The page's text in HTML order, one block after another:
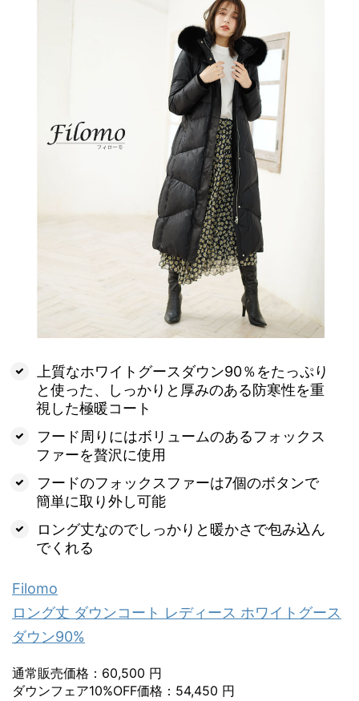
上質なホワイトグースダウン90％をたっぷり
と使った、しっかりと厚みのある防寒性を重
視した極暖コート
フード周りにはボリュームのあるフォックス
ファーを贅沢に使用
フードのフォックスファーは7個のボタンで
簡単に取り外し可能
ロング丈なのでしっかりと暖かさで包み込ん
でくれる
Filomo
ロング丈 ダウンコート レディース ホワイトグース
ダウン90%
通常販売価格：60,500 円
ダウンフェア10%OFF価格：54,450 円